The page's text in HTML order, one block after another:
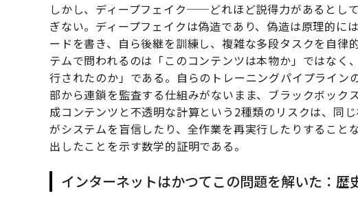
しかし、ディープフェイク──どれほど説得力があると
ぎない。ディープフェイクは偽造であり、偽造は原理的に
ードを書き、自ら後継を訓練し、複雑な多段タスクを自律
テムで問われるのは「このコンテンツは本物か」ではなく
行されたのか」である。自らのトレーニングパイプライ
部から連鎖を監査する仕組みがないまま、ブラックボック
成コンテンツと不透明な計算という2種類のリスクは、同
がシステムを盲信したり、全作業を再実行したりすること
出したことを示す数学的証明である。
インターネットはかつてこの問題を解いた：歴